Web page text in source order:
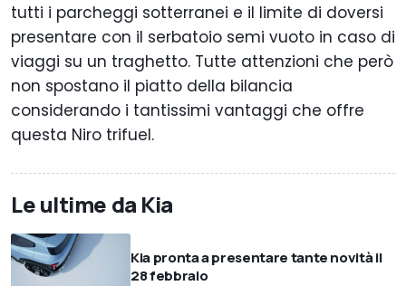
tutti i parcheggi sotterranei e il limite di doversi
presentare con il serbatoio semi vuoto in caso di
viaggi su un traghetto. Tutte attenzioni che però
non spostano il piatto della bilancia
considerando i tantissimi vantaggi che offre
questa Niro trifuel.
Le ultime da Kia
Kia pronta a presentare tante novità il
28 febbraio